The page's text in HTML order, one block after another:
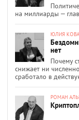
на миллиарды —
ЮЛИЯ
нет
Почему
снижает ни
сработало в
РОМАН